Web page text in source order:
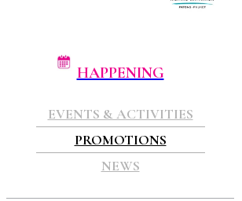
HAPPENING
EVENTS & ACTIVITIES
PROMOTIONS
NEWS